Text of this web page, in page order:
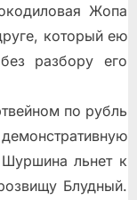
Жопа
который ею
разбору его
по рубль
льнет к
Блудный.